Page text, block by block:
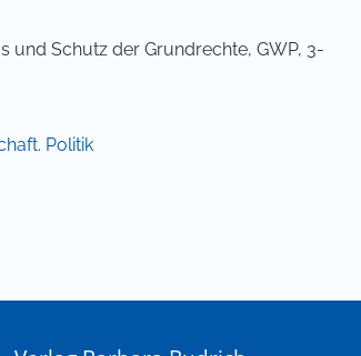
und Schutz der Grundrechte, GWP, 3-
Politik